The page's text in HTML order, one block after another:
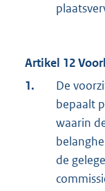
Artikel 12
1.
De
bepaalt
waarin
de